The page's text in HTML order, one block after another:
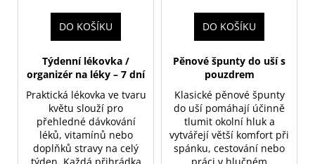
DO KOŠÍKU
Týdenní lékovka /
organizér na léky – 7 dní
Praktická lékovka ve tvaru
květu slouží pro
přehledné dávkování
léků, vitamínů nebo
doplňků stravy na celý
týden. Každá přihrádka
DO KOŠÍKU
Pěnové špunty do uší s
pouzdrem
Klasické pěnové špunty
do uší pomáhají účinně
tlumit okolní hluk a
vytvářejí větší komfort při
spánku, cestování nebo
práci v hlučném